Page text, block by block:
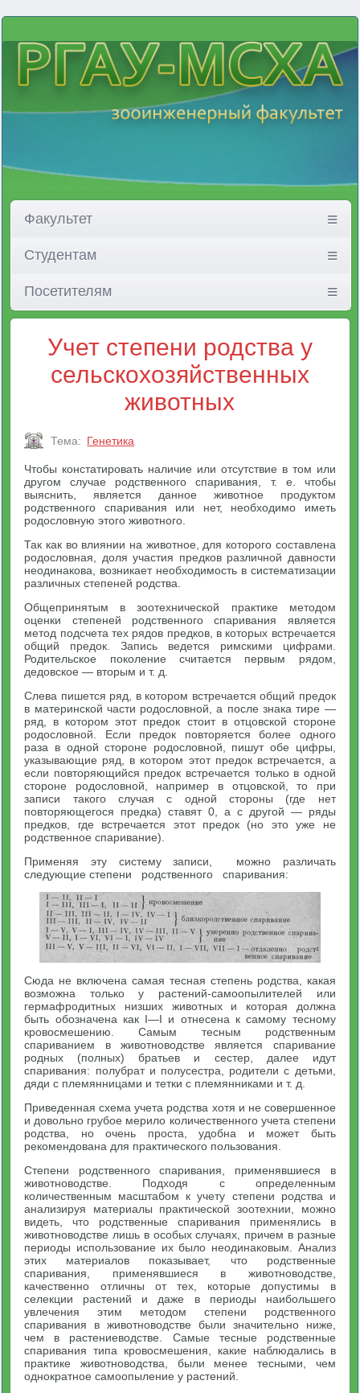
Факультет
Студентам
Посетителям
Учет степени родства у
сельскохозяйственных
животных
Тема: Генетика
Чтобы констатировать наличие или отсутствие в том или
другом случае родственного спаривания, т. е. чтобы
выяснить, является данное животное продуктом
родственного спаривания или нет, необходимо иметь
родословную этого животного.
Так как во влиянии на животное, для которого составлена
родословная, доля участия предков различной давности
неодина­кова, возникает необходимость в систематизации
различных сте­пеней родства.
Общепринятым в зоотехнической практике методом
оценки степеней родственного спаривания является
метод подсчета тех рядов предков, в которых встречается
общий предок. Запись ве­дется римскими цифрами.
Родительское поколение считается пер­вым рядом,
дедовское — вторым и т. д.
Слева пишется ряд, в котором встречается общий предок
в материнской части родословной, а после знака тире —
ряд, в котором этот предок стоит в отцов­ской стороне
родословной. Если предок повторяется более одного
раза в одной стороне родословной, пишут обе цифры,
указывающие ряд, в котором этот предок встречается, а
если повторяющийся предок встречается только в одной
стороне родословной, например в отцовской, то при
записи такого случая с одной стороны (где нет
повторяющегося предка) ставят 0, а с другой — ряды
предков, где встречается этот предок (но это уже не
родственное спарива­ние).
Применяя эту систему записи, можно различать
следующие степени родственного спаривания:
Сюда не включена самая тесная степень родства, какая
воз­можна только у растений-самоопылителей или
гермафродитных низших животных и которая должна
быть обозначена как I—I и отнесена к самому тесному
кровосмешению. Самым тесным родст­венным
спариванием в животноводстве является спаривание
родных (полных) братьев и сестер, далее идут
спаривания: полу­брат и полусестра, родители с детьми,
дяди с племянницами и тетки с племянниками и т. д.
Приведенная схема учета родства хотя и не совершенное
и довольно грубое мерило количественного учета степени
родства, но очень проста, удобна и может быть
рекомендована для практи­ческого пользования.
Степени родственного спаривания, применявшиеся в
животно­водстве. Подходя с определенным
количественным масштабом к учету степени родства и
анализируя материалы практической зоотехнии, можно
видеть, что родственные спаривания применя­лись в
животноводстве лишь в особых случаях, причем в разные
периоды использование их было неодинаковым. Анализ
этих ма­териалов показывает, что родственные
спаривания, применявшиеся в животноводстве,
качественно отличны от тех, которые допустимы в
селекции растений и даже в периоды наибольшего
увлечения этим методом степени родственного
спаривания в животноводстве были значительно ниже,
чем в растениеводстве. Самые тесные родствен­ные
спаривания типа кровосмешения, какие наблюдались в
прак­тике животноводства, были менее тесными, чем
однократное самоопыление у растений.